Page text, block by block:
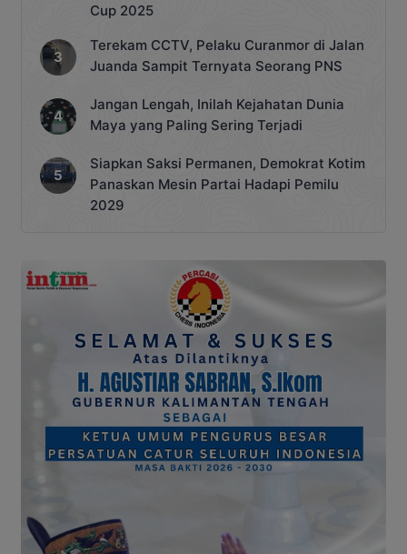
Cup 2025
Terekam CCTV, Pelaku Curanmor di Jalan
Juanda Sampit Ternyata Seorang PNS
Jangan Lengah, Inilah Kejahatan Dunia
Maya yang Paling Sering Terjadi
Siapkan Saksi Permanen, Demokrat Kotim
Panaskan Mesin Partai Hadapi Pemilu
2029